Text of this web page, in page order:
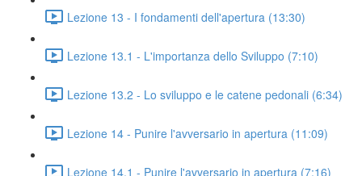
Lezione 13 - I fondamenti dell'apertura (13:30)
Lezione 13.1 - L'importanza dello Sviluppo (7:10)
Lezione 13.2 - Lo sviluppo e le catene pedonali (6:34)
Lezione 14 - Punire l'avversario in apertura (11:09)
Lezione 14.1 - Punire l'avversario in apertura (7:16)